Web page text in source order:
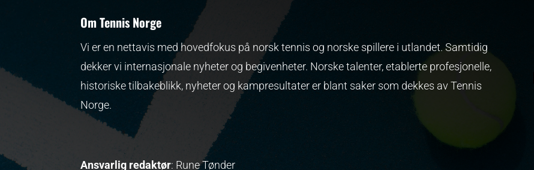
Om Tennis Norge
Vi er en nettavis med hovedfokus på norsk tennis og norske spillere i utlandet. Samtidig
dekker vi internasjonale nyheter og begivenheter. Norske talenter, etablerte profesjonelle,
historiske tilbakeblikk, nyheter og kampresultater er blant saker som dekkes av Tennis
Norge.
Ansvarlig redaktør: Rune Tønder